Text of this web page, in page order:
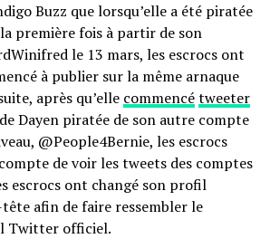
Buzz que lorsqu’elle a été piratée
première fois à partir de son
le 13 mars, les escrocs ont
à publier sur la même arnaque
après qu’elle commencétweeter
Dayen piratée de son autre compte
@People4Bernie, les escrocs
de voir les tweets des comptes
escrocs ont changé son profil
afin de faire ressembler le
Twitter officiel.